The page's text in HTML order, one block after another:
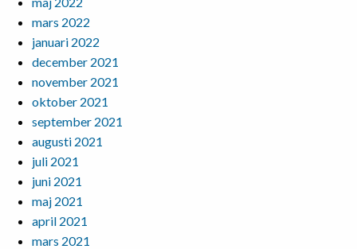
mars 2022
januari 2022
december 2021
november 2021
oktober 2021
september 2021
augusti 2021
juli 2021
juni 2021
maj 2021
april 2021
mars 2021